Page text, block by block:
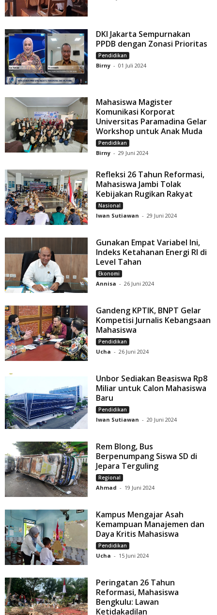
DKI Jakarta Sempurnakan
PPDB dengan Zonasi Prioritas
Pendidikan
Birny - 01 Juli 2024
Mahasiswa Magister
Komunikasi Korporat
Universitas Paramadina Gelar
Workshop untuk Anak Muda
Pendidikan
Birny - 29 Juni 2024
Refleksi 26 Tahun Reformasi,
Mahasiswa Jambi Tolak
Kebijakan Rugikan Rakyat
Nasional
Iwan Sutiawan - 29 Juni 2024
Gunakan Empat Variabel Ini,
Indeks Ketahanan Energi RI di
Level Tahan
Ekonomi
Annisa - 26 Juni 2024
Gandeng KPTIK, BNPT Gelar
Kompetisi Jurnalis Kebangsaan
Mahasiswa
Pendidikan
Ucha - 26 Juni 2024
Unbor Sediakan Beasiswa Rp8
Miliar untuk Calon Mahasiswa
Baru
Pendidikan
Iwan Sutiawan - 20 Juni 2024
Rem Blong, Bus
Berpenumpang Siswa SD di
Jepara Terguling
Regional
Ahmad - 19 Juni 2024
Kampus Mengajar Asah
Kemampuan Manajemen dan
Daya Kritis Mahasiswa
Pendidikan
Ucha - 15 Juni 2024
Peringatan 26 Tahun
Reformasi, Mahasiswa
Bengkulu: Lawan
Ketidakadilan